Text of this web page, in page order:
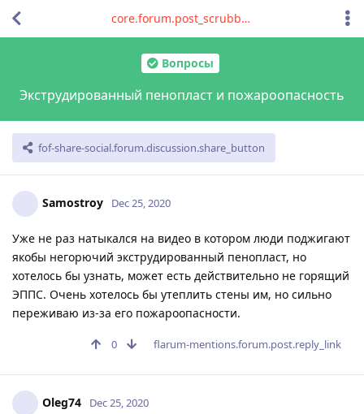
Вопросы
Экструдированный пенопласт и пожароопасность
fof-share-social.forum.discussion.share_button
core.forum.post_scrubber.viewing_text
Samostroy Dec 25, 2020
Уже не раз натыкался на видео в котором люди поджигают
якобы негорючий экструдированный пенопласт, но
хотелось бы узнать, может есть действительно не горящий
ЭППС. Очень хотелось бы утеплить стены им, но сильно
переживаю из-за его пожароопасности.
0 flarum-mentions.forum.post.reply_link
Oleg74 Dec 25, 2020